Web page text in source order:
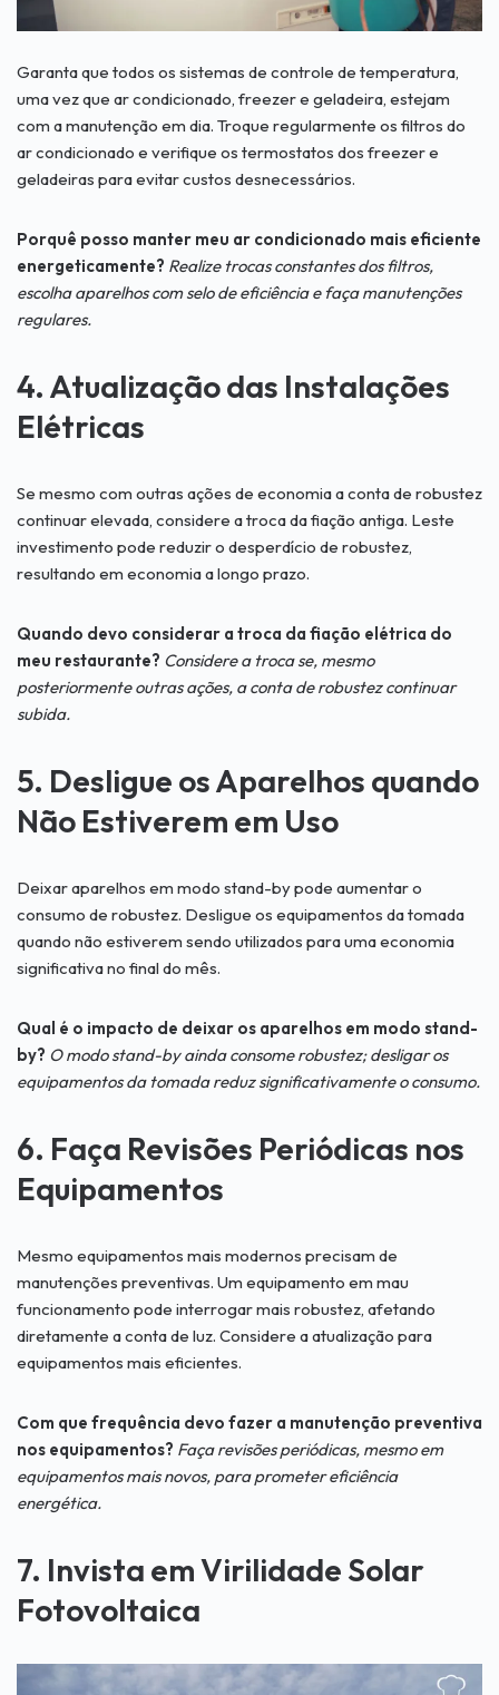
Garanta que todos os sistemas de controle de temperatura,
uma vez que ar condicionado, freezer e geladeira, estejam
com a manutenção em dia. Troque regularmente os filtros do
ar condicionado e verifique os termostatos dos freezer e
geladeiras para evitar custos desnecessários.
Porquê posso manter meu ar condicionado mais eficiente
energeticamente? Realize trocas constantes dos filtros,
escolha aparelhos com selo de eficiência e faça manutenções
regulares.
4. Atualização das Instalações
Elétricas
Se mesmo com outras ações de economia a conta de robustez
continuar elevada, considere a troca da fiação antiga. Leste
investimento pode reduzir o desperdício de robustez,
resultando em economia a longo prazo.
Quando devo considerar a troca da fiação elétrica do
meu restaurante? Considere a troca se, mesmo
posteriormente outras ações, a conta de robustez continuar
subida.
5. Desligue os Aparelhos quando
Não Estiverem em Uso
Deixar aparelhos em modo stand-by pode aumentar o
consumo de robustez. Desligue os equipamentos da tomada
quando não estiverem sendo utilizados para uma economia
significativa no final do mês.
Qual é o impacto de deixar os aparelhos em modo stand-
by? O modo stand-by ainda consome robustez; desligar os
equipamentos da tomada reduz significativamente o consumo.
6. Faça Revisões Periódicas nos
Equipamentos
Mesmo equipamentos mais modernos precisam de
manutenções preventivas. Um equipamento em mau
funcionamento pode interrogar mais robustez, afetando
diretamente a conta de luz. Considere a atualização para
equipamentos mais eficientes.
Com que frequência devo fazer a manutenção preventiva
nos equipamentos? Faça revisões periódicas, mesmo em
equipamentos mais novos, para prometer eficiência
energética.
7. Invista em Virilidade Solar
Fotovoltaica